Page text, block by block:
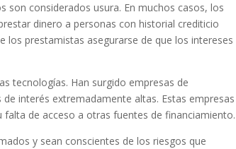
considerados usura. En muchos casos, los
dinero a personas con historial crediticio
los prestamistas asegurarse de que los intereses
tecnologías. Han surgido empresas de
interés extremadamente altas. Estas empresas
de acceso a otras fuentes de financiamiento.
y sean conscientes de los riesgos que